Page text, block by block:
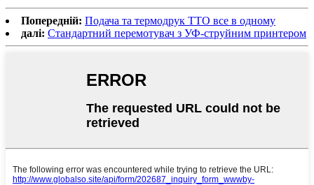
Попередній: Подача та термодрук TTO все в одному
далі: Стандартний перемотувач з УФ-струйним принтером